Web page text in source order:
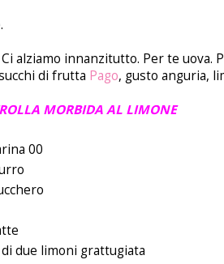
Ci alziamo innanzitutto. Per te
di frutta Pago, gusto anguria,
MORBIDA AL LIMONE
00
di due limoni grattugiata